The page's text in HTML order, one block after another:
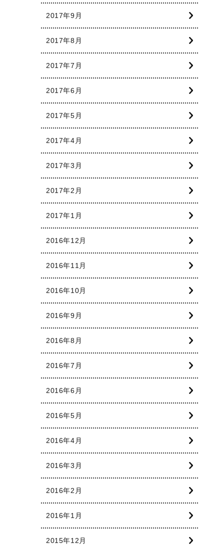
2017年9月
2017年8月
2017年7月
2017年6月
2017年5月
2017年4月
2017年3月
2017年2月
2017年1月
2016年12月
2016年11月
2016年10月
2016年9月
2016年8月
2016年7月
2016年6月
2016年5月
2016年4月
2016年3月
2016年2月
2016年1月
2015年12月